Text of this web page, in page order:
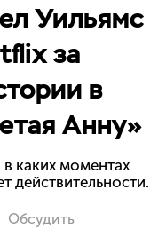
Уильямс
за
в
Анну»
каких моментах
действительности.
Обсудить